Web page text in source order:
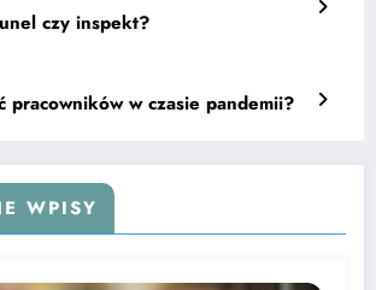
czy inspekt?
pracowników w czasie pandemii?
WPISY